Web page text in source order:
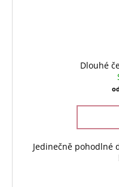
Dlouhé
Jedinečně pohodlné